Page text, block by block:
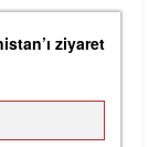
ziyaret